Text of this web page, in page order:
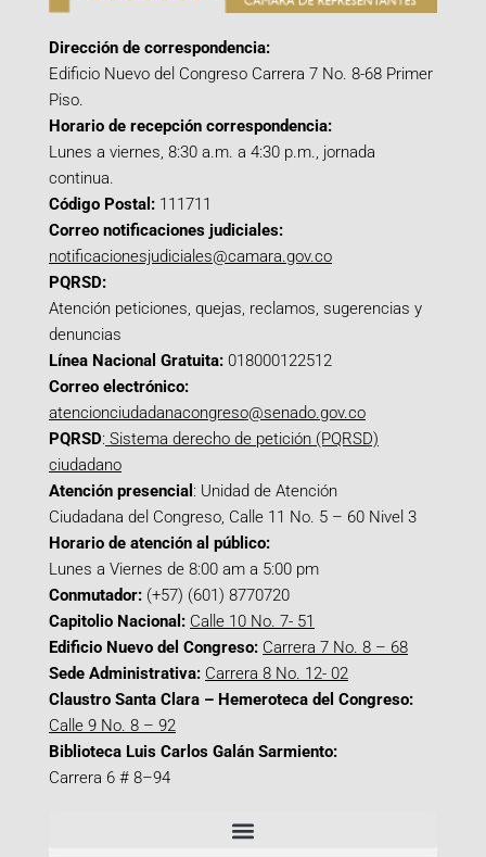
Dirección de correspondencia:
Edificio Nuevo del Congreso Carrera 7 No. 8-68 Primer
Piso.
Horario de recepción correspondencia:
Lunes a viernes, 8:30 a.m. a 4:30 p.m., jornada
continua.
Código Postal: 111711
Correo notificaciones judiciales:
notificacionesjudiciales@camara.gov.co
PQRSD:
Atención peticiones, quejas, reclamos, sugerencias y
denuncias
Línea Nacional Gratuita: 018000122512
Correo electrónico:
atencionciudadanacongreso@senado.gov.co
PQRSD: Sistema derecho de petición (PQRSD)
ciudadano
Atención presencial : Unidad de Atención
Ciudadana del Congreso, Calle 11 No. 5 – 60 Nivel 3
Horario de atención al público:
Lunes a Viernes de 8:00 am a 5:00 pm
Conmutador: (+57) (601) 8770720
Capitolio Nacional: Calle 10 No. 7- 51
Edificio Nuevo del Congreso: Carrera 7 No. 8 – 68
Sede Administrativa: Carrera 8 No. 12- 02
Claustro Santa Clara – Hemeroteca del Congreso:
Calle 9 No. 8 – 92
Biblioteca Luis Carlos Galán Sarmiento:
Carrera 6 # 8–94